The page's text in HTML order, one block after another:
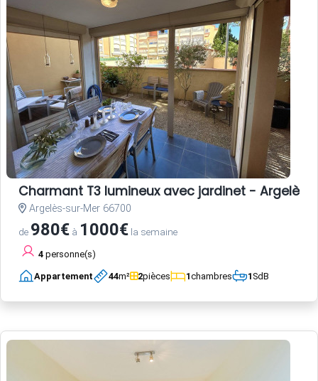
Charmant T3 lumineux avec jardinet - Argelès-
Argelès-sur-Mer 66700
de 980€ à 1000€ la semaine
4 personne(s)
Appartement 44m² 2pièces 1chambres 1SdB